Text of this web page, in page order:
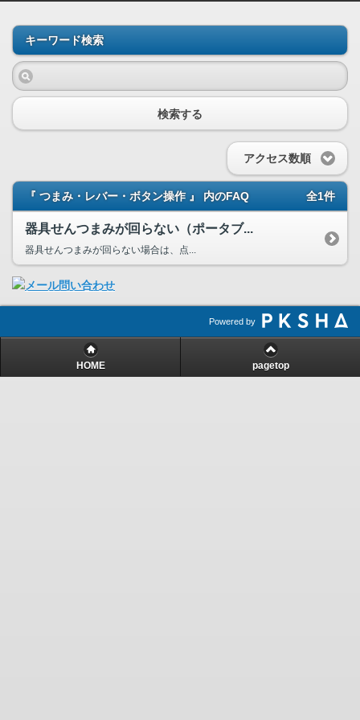
キーワード検索
検索する
アクセス数順
『 つまみ・レバー・ボタン操作 』 内のFAQ 全1件
器具せんつまみが回らない（ポータブ...
器具せんつまみが回らない場合は、点...
Powered by
HOME pagetop